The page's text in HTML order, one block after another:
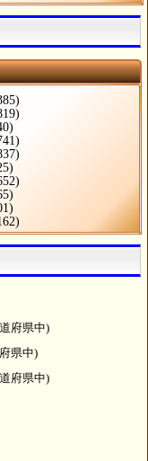
府県中)
県中)
府県中)